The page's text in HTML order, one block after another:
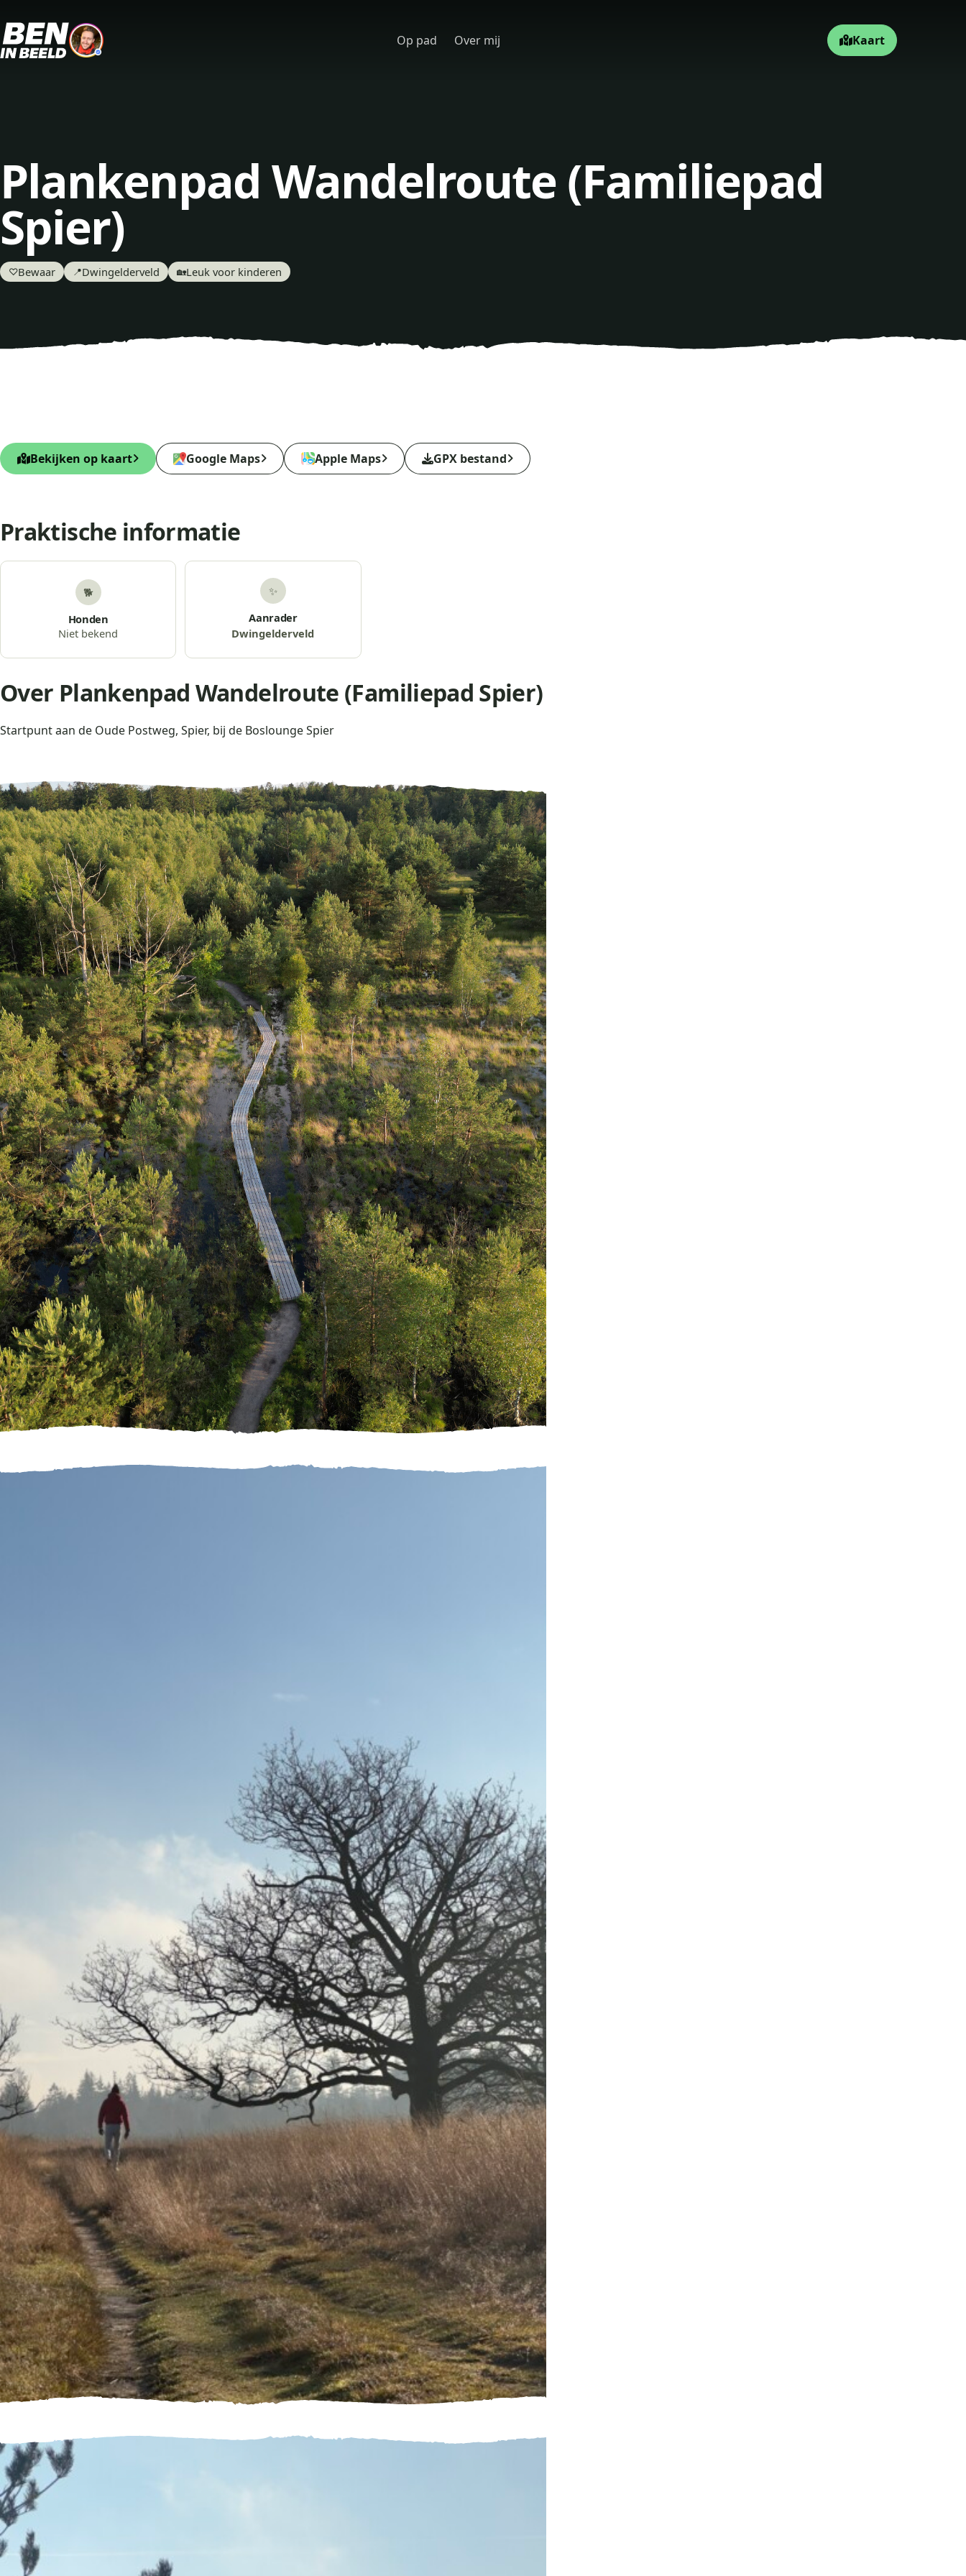
Op pad Over mij Kaart
Plankenpad Wandelroute (Familiepad
Spier)
♡Bewaar 📍Dwingelderveld 🏡Leuk voor kinderen
Bekijken op kaart Google Maps Apple Maps GPX bestand
Praktische informatie
🐕
Honden
Niet bekend
✨
Aanrader
Dwingelderveld
Over Plankenpad Wandelroute (Familiepad Spier)
Startpunt aan de Oude Postweg, Spier, bij de Boslounge Spier